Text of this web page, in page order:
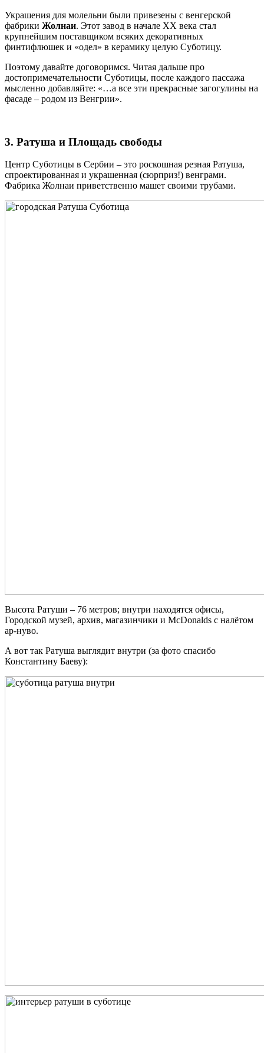
Украшения для молельни были привезены с венгерской
фабрики Жолнаи. Этот завод в начале XX века стал
крупнейшим поставщиком всяких декоративных
финтифлюшек и «одел» в керамику целую Суботицу.
Поэтому давайте договоримся. Читая дальше про
достопримечательности Суботицы, после каждого пассажа
мысленно добавляйте: «…а все эти прекрасные загогулины на
фасаде – родом из Венгрии».
3. Ратуша и Площадь свободы
Центр Суботицы в Сербии – это роскошная резная Ратуша,
спроектированная и украшенная (сюрприз!) венграми.
Фабрика Жолнаи приветственно машет своими трубами.
Высота Ратуши – 76 метров; внутри находятся офисы,
Городской музей, архив, магазинчики и McDonalds с налётом
ар-нуво.
А вот так Ратуша выглядит внутри (за фото спасибо
Константину Баеву):